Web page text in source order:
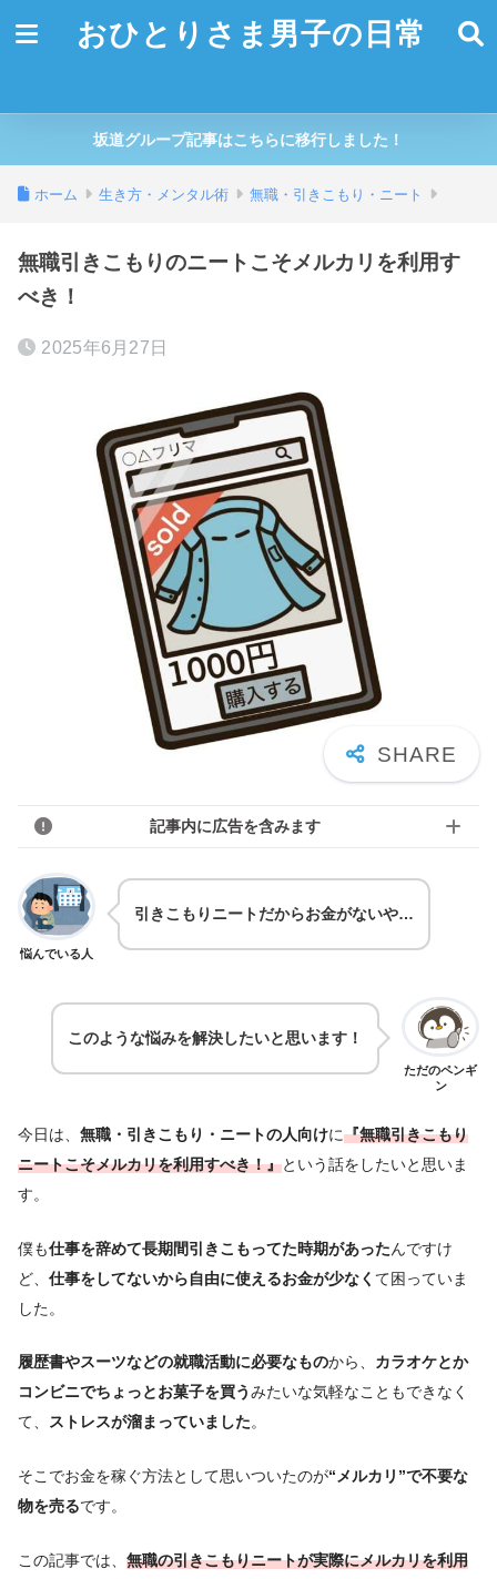
おひとりさま男子の日常
坂道グループ記事はこちらに移行しました！
ホーム 生き方・メンタル術 無職・引きこもり・ニート
無職引きこもりのニートこそメルカリを利用す
べき！
2025年6月27日
記事内に広告を含みます
悩んでいる人
引きこもりニートだからお金がないや…
ただのペンギ
ン
このような悩みを解決したいと思います！
今日は、 無職・引きこもり・ニートの人向けに『無職引きこもり
ニートこそメルカリを利用すべき！』という話をしたいと思いま
す。
僕も仕事を辞めて長期間引きこもってた時期があったんですけ
ど、 仕事をしてないから自由に使えるお金が少なく て困っていま
した。
履歴書やスーツなどの就職活動に必要なものから、 カラオケとか
コンビニでちょっとお菓子を買うみたいな気軽なこともできなく
て、 ストレスが溜まっていました。
そこでお金を稼ぐ方法として思いついたのが“メルカリ”で不要な
物を売るです。
この記事では、 無職の引きこもりニートが実際にメルカリを利用